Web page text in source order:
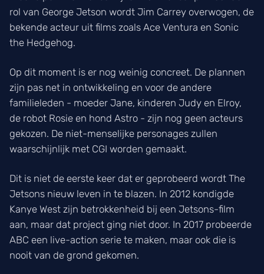
rol van George Jetson wordt Jim Carrey overwogen, de
bekende acteur uit films zoals Ace Ventura en Sonic
the Hedgehog.
Op dit moment is er nog weinig concreet. De plannen
zijn pas net in ontwikkeling en voor de andere
familieleden - moeder Jane, kinderen Judy en Elroy,
de robot Rosie en hond Astro - zijn nog geen acteurs
gekozen. De niet-menselijke personages zullen
waarschijnlijk met CGI worden gemaakt.
Dit is niet de eerste keer dat er geprobeerd wordt The
Jetsons nieuw leven in te blazen. In 2012 kondigde
Kanye West zijn betrokkenheid bij een Jetsons-film
aan, maar dat project ging niet door. In 2017 probeerde
ABC een live-action serie te maken, maar ook die is
nooit van de grond gekomen.